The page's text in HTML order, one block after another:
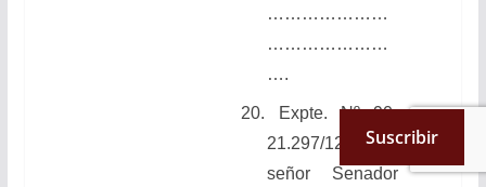
…………………
…………………
….
20.
Expte. Nº 90-
21.297/12. Del
señor Senador
Suscribir